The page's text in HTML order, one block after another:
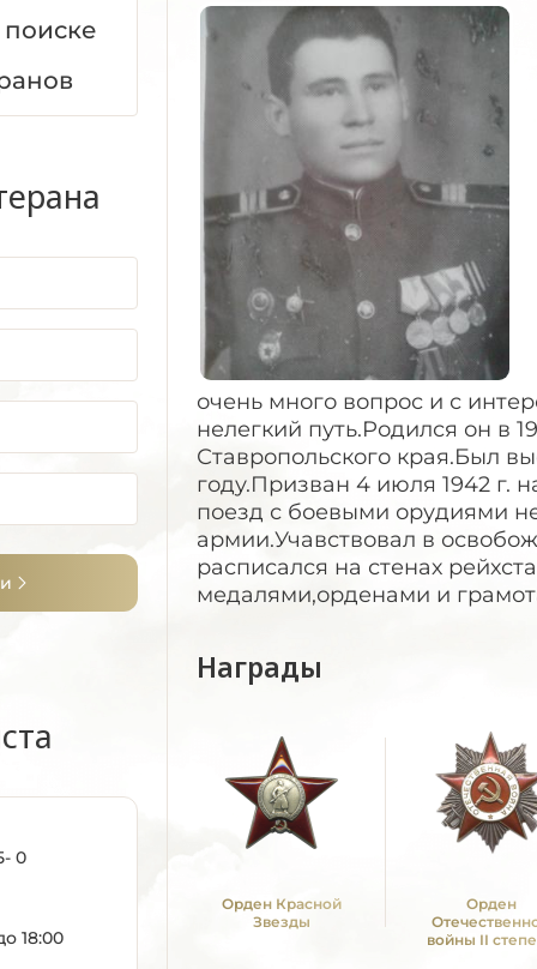
0
18:00
очень много вопрос и с
нелегкий путь.Родился он в
Ставропольского края.Был
году.Призван 4 июля 1942 г.
поезд с боевыми орудиями
армии.Учавствовал в
расписался на стенах
медалями,орденами и
Награды
Орден Красной
Звезды
Орден
войны II